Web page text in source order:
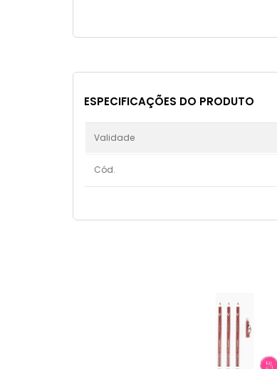
ESPECIFICAÇÕES DO PRODUTO
Validade
Cód.